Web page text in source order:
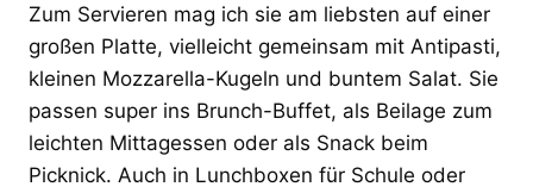
Zum Servieren mag ich sie am liebsten auf einer
großen Platte, vielleicht gemeinsam mit Antipasti,
kleinen Mozzarella-Kugeln und buntem Salat. Sie
passen super ins Brunch-Buffet, als Beilage zum
leichten Mittagessen oder als Snack beim
Picknick. Auch in Lunchboxen für Schule oder